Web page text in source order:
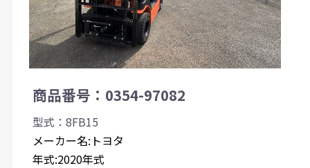
商品番号：0354-97082
型式：8FB15
メーカー名:トヨタ
年式:2020年式